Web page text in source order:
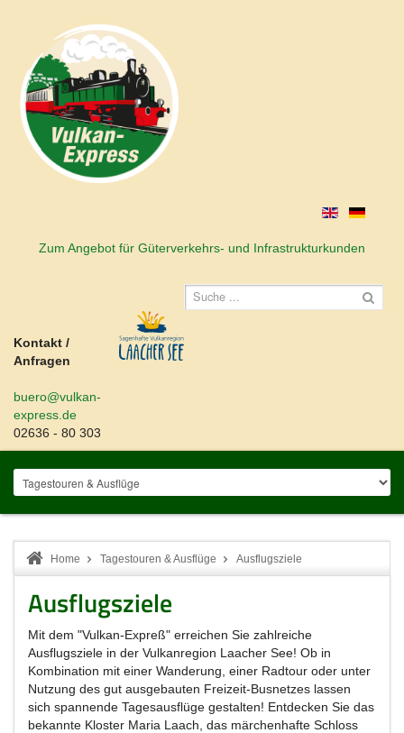
Zum Angebot für Güterverkehrs- und Infrastrukturkunden
Kontakt /
Anfragen
buero@vulkan-
express.de
02636 - 80 303
Home Tagestouren & Ausflüge Ausflugsziele
Ausflugsziele
Mit dem "Vulkan-Expreß" erreichen Sie zahlreiche
Ausflugsziele in der Vulkanregion Laacher See! Ob in
Kombination mit einer Wanderung, einer Radtour oder unter
Nutzung des gut ausgebauten Freizeit-Busnetzes lassen
sich spannende Tagesausflüge gestalten! Entdecken Sie das
bekannte Kloster Maria Laach, das märchenhafte Schloss